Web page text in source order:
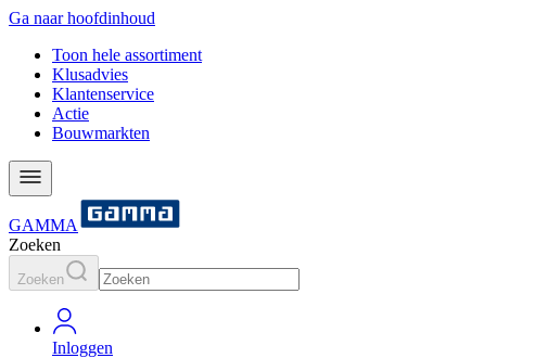
Ga naar hoofdinhoud
Toon hele assortiment
Klusadvies
Klantenservice
Actie
Bouwmarkten
GAMMA
Zoeken
Zoeken
Inloggen